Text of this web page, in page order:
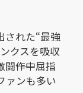
された“最強
クスを吸収
――作中屈指
ァンも多い